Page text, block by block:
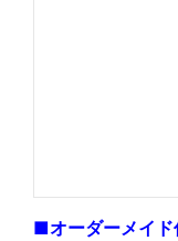
■オーダーメイド